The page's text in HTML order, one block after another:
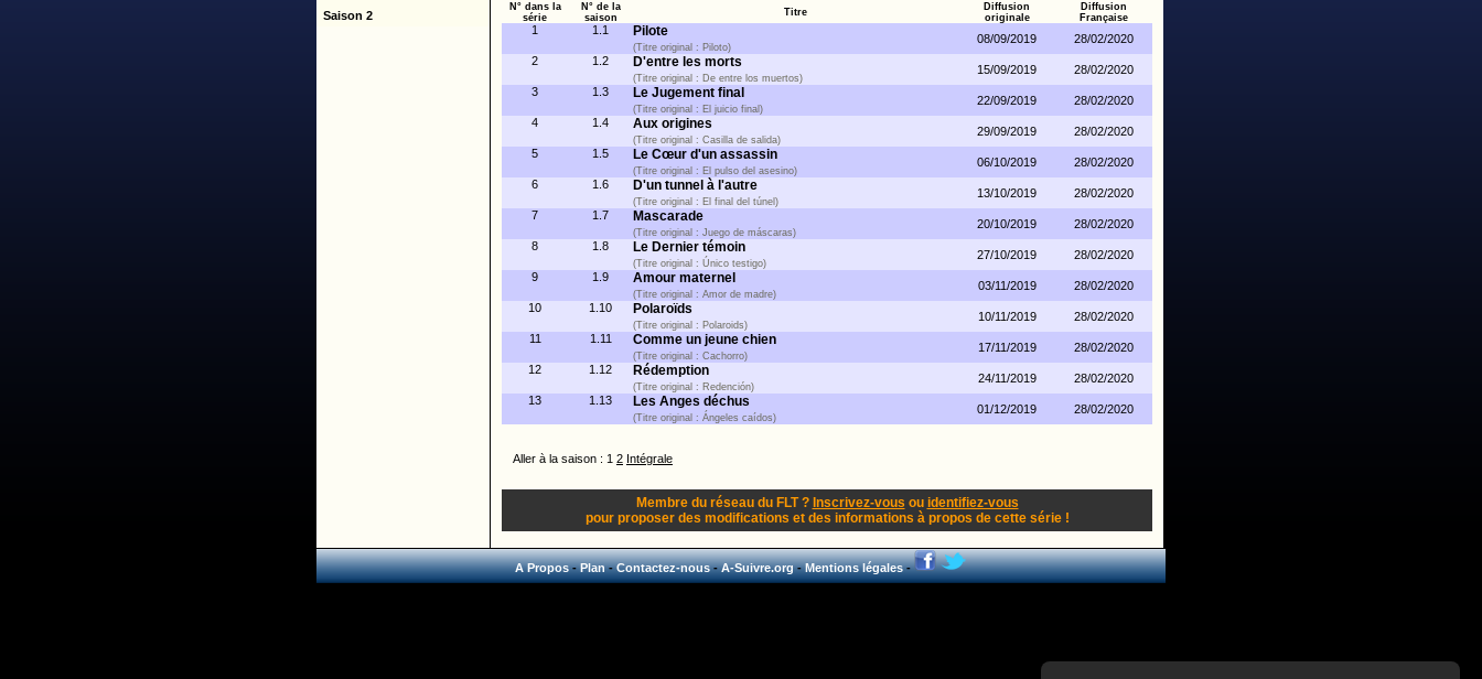
Saison 2
N° dans la
série
N° de la
saison
Titre
Diffusion
originale
Diffusion
Française
1 1.1 Pilote
(Titre original : Piloto)
08/09/2019
28/02/2020
2
1.2 D'entre les morts
(Titre original : De entre los muertos)
15/09/2019
28/02/2020
3
1.3 Le Jugement final
(Titre original : El juicio final)
22/09/2019
28/02/2020
4
1.4 Aux origines
(Titre original : Casilla de salida)
29/09/2019
28/02/2020
5
1.5 Le Cœur d'un assassin
(Titre original : El pulso del asesino)
06/10/2019
28/02/2020
6
1.6 D'un tunnel à l'autre
(Titre original : El final del túnel)
13/10/2019
28/02/2020
7
1.7 Mascarade
(Titre original : Juego de máscaras)
20/10/2019
28/02/2020
8
1.8 Le Dernier témoin
(Titre original : Único testigo)
27/10/2019
28/02/2020
9
1.9 Amour maternel
(Titre original : Amor de madre)
03/11/2019
28/02/2020
10
1.10 Polaroïds
(Titre original : Polaroids)
10/11/2019
28/02/2020
11
1.11 Comme un jeune chien
(Titre original : Cachorro)
17/11/2019
28/02/2020
12
1.12 Rédemption
(Titre original : Redención)
24/11/2019
28/02/2020
13
1.13 Les Anges déchus
(Titre original : Ángeles caídos)
01/12/2019 28/02/2020
Aller à la saison : 1 2 Intégrale
Membre du réseau du FLT ? Inscrivez-vous ou identifiez-vous
pour proposer des modifications et des informations à propos de cette série !
A Propos-Plan-Contactez-nous-A-Suivre.org-Mentions légales-